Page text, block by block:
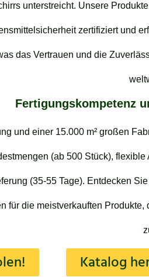
unterstreicht. Unsere
zertifiziert und
das Vertrauen und die
Fertigungskompetenz
und einer 15.000 m² großen
(ab 500 Stück), flexible
(35-55 Tage). Entdecken
für die meistverkauften Produkte,
Katalog